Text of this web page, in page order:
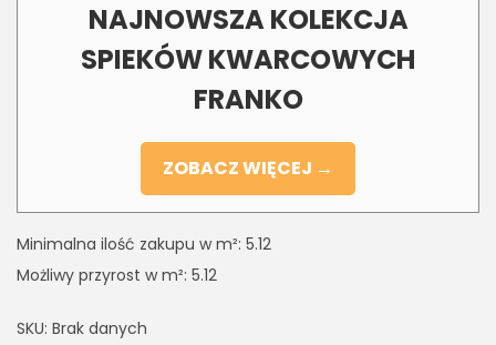
NAJNOWSZA KOLEKCJA
SPIEKÓW KWARCOWYCH
FRANKO
ZOBACZ WIĘCEJ →
Minimalna ilość zakupu w m²: 5.12
Możliwy przyrost w m²: 5.12
SKU: Brak danych